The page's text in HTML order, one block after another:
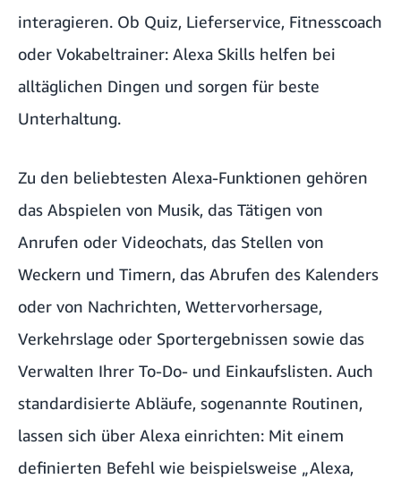
interagieren. Ob Quiz, Lieferservice, Fitnesscoach
oder Vokabeltrainer: Alexa Skills helfen bei
alltäglichen Dingen und sorgen für beste
Unterhaltung.
Zu den beliebtesten Alexa-Funktionen gehören
das Abspielen von Musik, das Tätigen von
Anrufen oder Videochats, das Stellen von
Weckern und Timern, das Abrufen des Kalenders
oder von Nachrichten, Wettervorhersage,
Verkehrslage oder Sportergebnissen sowie das
Verwalten Ihrer To-Do- und Einkaufslisten. Auch
standardisierte Abläufe, sogenannte Routinen,
lassen sich über Alexa einrichten: Mit einem
definierten Befehl wie beispielsweise „Alexa,